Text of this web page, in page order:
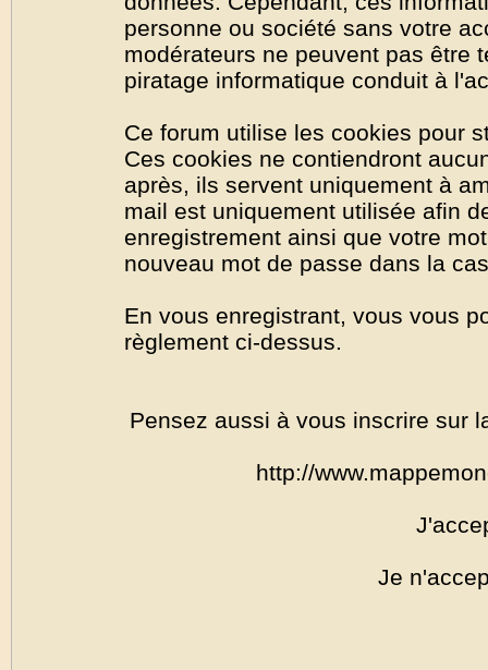
personne ou société sans votre
modérateurs ne peuvent pas être
piratage informatique conduit à
Ce forum utilise les cookies pour
Ces cookies ne contiendront
après, ils servent uniquement à
mail est uniquement utilisée afin
enregistrement ainsi que votre
nouveau mot de passe dans la
En vous enregistrant, vous vous
règlement ci-dessus.
Pensez aussi à vous inscrire sur
http://
Je